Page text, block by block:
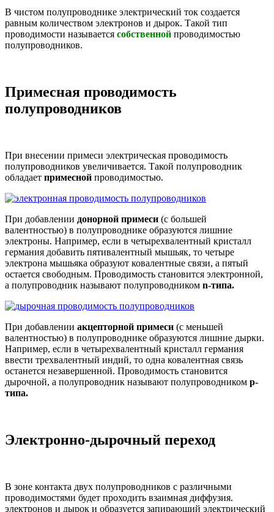
В чистом полупроводнике электрический ток создается
равным количеством электронов и дырок. Такой тип
проводимости называется собственной проводимостью
полупроводников.
Примесная проводимость
полупроводников
При внесении примеси электрическая проводимость
полупроводников увеличивается. Такой полупроводник
обладает примесной проводимостью.
При добавлении донорной примеси (с большей
валентностью) в полупроводнике образуются лишние
электроны. Например, если в четырехвалентный кристалл
германия добавить пятивалентный мышьяк, то четыре
электрона мышьяка образуют ковалентные связи, а пятый
остается свободным. Проводимость становится электронной,
а полупроводник называют полупроводником n-типа.
При добавлении акцепторной примеси (с меньшей
валентностью) в полупроводнике образуются лишние дырки.
Например, если в четырехвалентный кристалл германия
ввести трехвалентный индий, то одна ковалентная связь
останется незавершенной. Проводимость становится
дырочной, а полупроводник называют полупроводником p-
типа.
Электронно-дырочный переход
В зоне контакта двух полупроводников с различными
проводимостями будет проходить взаимная диффузия.
электронов и дырок и образуется запирающий электрический